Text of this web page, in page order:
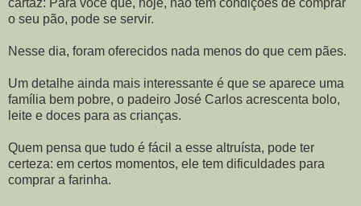
cartaz: Para você que, hoje, não tem condições de comprar
o seu pão, pode se servir.
Nesse dia, foram oferecidos nada menos do que cem pães.
Um detalhe ainda mais interessante é que se aparece uma
família bem pobre, o padeiro José Carlos acrescenta bolo,
leite e doces para as crianças.
Quem pensa que tudo é fácil a esse altruísta, pode ter
certeza: em certos momentos, ele tem dificuldades para
comprar a farinha.